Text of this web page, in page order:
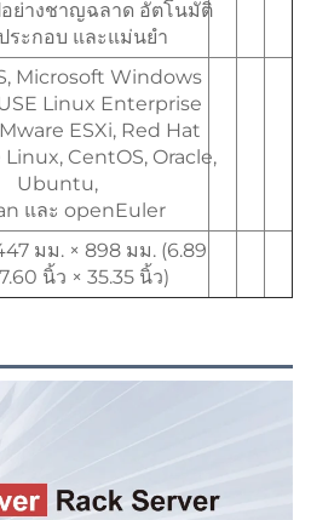
อย่างชาญฉลาด อัตโนมัติ
ระกอบ และแม่นยำ
Microsoft Windows
Linux Enterprise
ESXi, Red Hat
CentOS, Oracle,
Ubuntu,
และ openEuler
มม. × 898 มม. (6.89
นิ้ว × 35.35 นิ้ว)